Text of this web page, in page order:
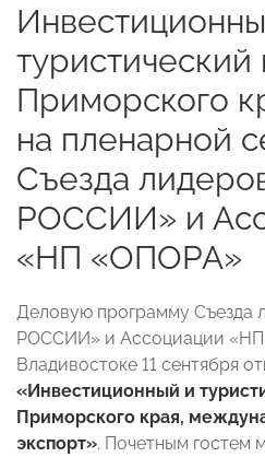
туристический
Приморского
на пленарной
Съезда
РОССИИ» и
«НП «ОПОРА»
Деловую программу
РОССИИ» и Ассоциации
Владивостоке 11 сентября
«Инвестиционный и
Приморского края,
экспорт». Почетным гостем